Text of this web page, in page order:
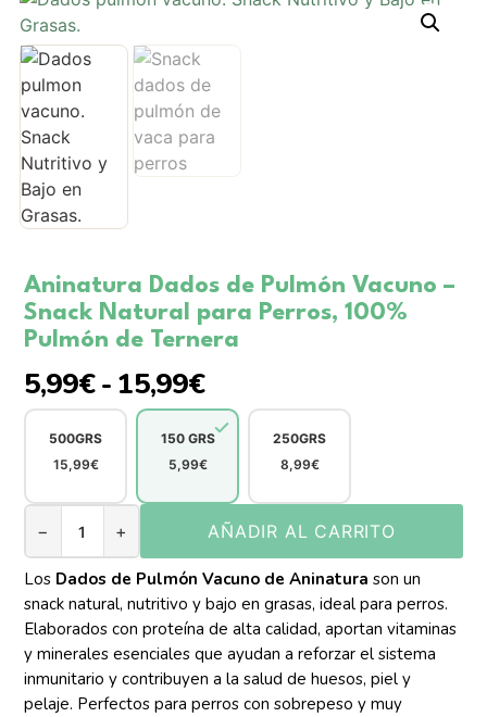
Aninatura Dados de Pulmón Vacuno –
Snack Natural para Perros, 100%
Pulmón de Ternera
5,99€ - 15,99€
500GRS
15,99€
150 GRS
5,99€
250GRS
8,99€
− + AÑADIR AL CARRITO
Los Dados de Pulmón Vacuno de Aninatura son un
snack natural, nutritivo y bajo en grasas, ideal para perros.
Elaborados con proteína de alta calidad, aportan vitaminas
y minerales esenciales que ayudan a reforzar el sistema
inmunitario y contribuyen a la salud de huesos, piel y
pelaje. Perfectos para perros con sobrepeso y muy